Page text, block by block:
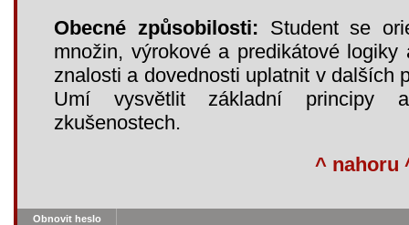
Obecné způsobilosti: Student se
množin, výrokové a predikátové
znalosti a dovednosti uplatnit v dalších
Umí vysvětlit základní principy
zkušenostech.
^ nahoru
Obnovit heslo